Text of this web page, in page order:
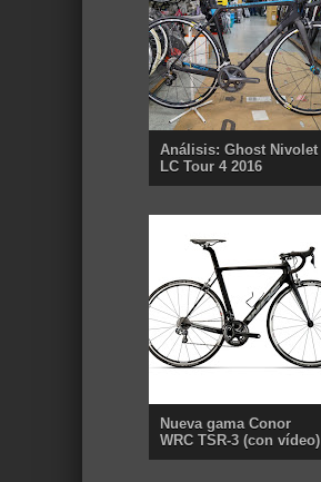
Análisis: Ghost Nivolet
LC Tour 4 2016
Nueva gama Conor
WRC TSR-3 (con vídeo)